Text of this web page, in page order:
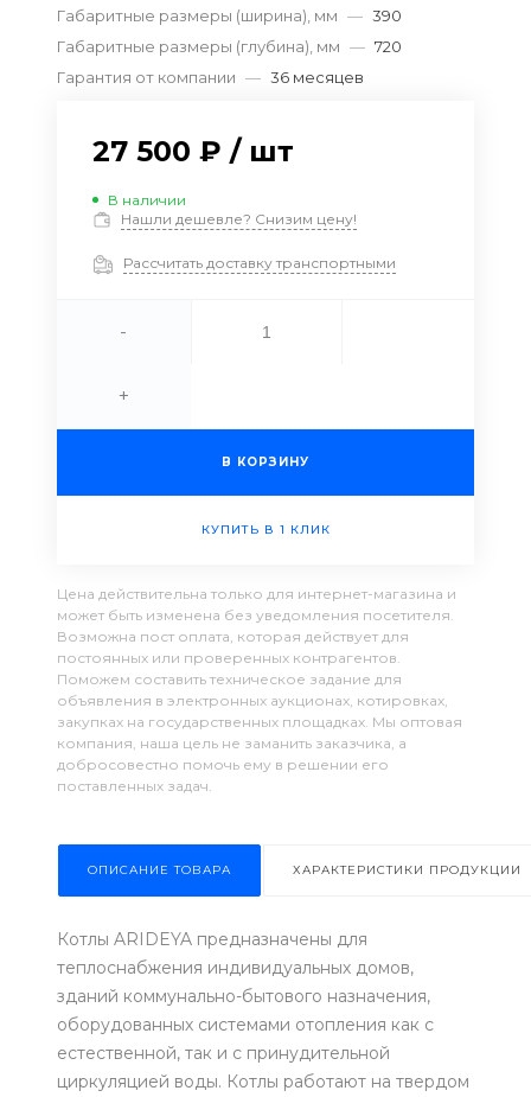
Габаритные размеры (ширина), мм — 390
Габаритные размеры (глубина), мм — 720
Гарантия от компании — 36 месяцев
27 500 ₽ / шт
В наличии
Нашли дешевле? Снизим цену!
Рассчитать доставку транспортными
-
+
В КОРЗИНУ
КУПИТЬ В 1 КЛИК
Цена действительна только для интернет-магазина и
может быть изменена без уведомления посетителя.
Возможна пост оплата, которая действует для
постоянных или проверенных контрагентов.
Поможем составить техническое задание для
объявления в электронных аукционах, котировках,
закупках на государственных площадках. Мы оптовая
компания, наша цель не заманить заказчика, а
добросовестно помочь ему в решении его
поставленных задач.
ОПИСАНИЕ ТОВАРА ХАРАКТЕРИСТИКИ ПРОДУКЦИИ
Котлы ARIDEYA предназначены для
теплоснабжения индивидуальных домов,
зданий коммунально-бытового назначения,
оборудованных системами отопления как с
естественной, так и с принудительной
циркуляцией воды. Котлы работают на твердом